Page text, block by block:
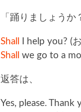
「踊りましょう
Shall
I help you? (
Shall
we go to a
返答は、
Yes, please.